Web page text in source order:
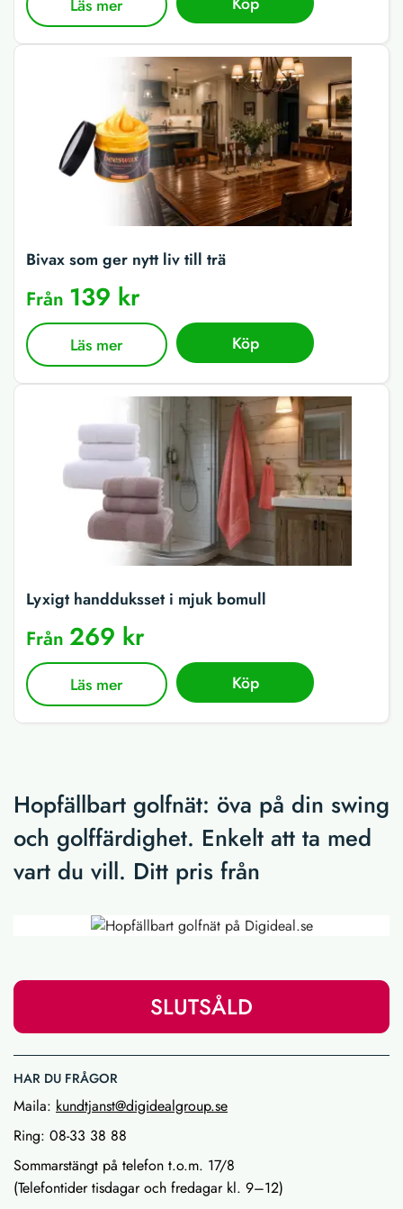
Läs mer
Bivax som ger nytt liv till trä
Från 139 kr
Läs mer Köp
Lyxigt handduksset i mjuk bomull
Från 269 kr
Läs mer Köp
Hopfällbart golfnät: öva på din swing
och golffärdighet. Enkelt att ta med
vart du vill. Ditt pris från
SLUTSÅLD
HAR DU FRÅGOR
Maila: kundtjanst@digidealgroup.se
Ring: 08-33 38 88
Sommarstängt på telefon t.o.m. 17/8
(Telefontider tisdagar och fredagar kl. 9–12)